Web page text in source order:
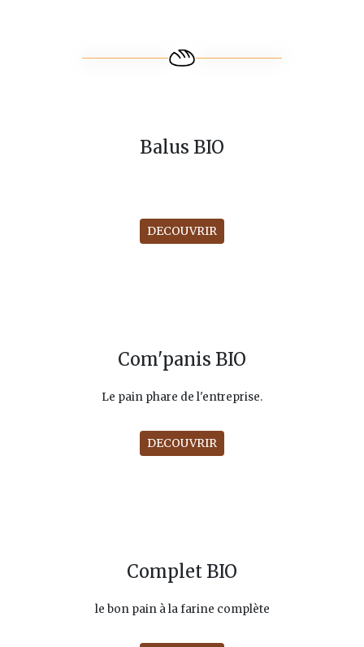
Balus BIO
DECOUVRIR
Com'panis BIO
Le pain phare de l'entreprise.
DECOUVRIR
Complet BIO
le bon pain à la farine complète